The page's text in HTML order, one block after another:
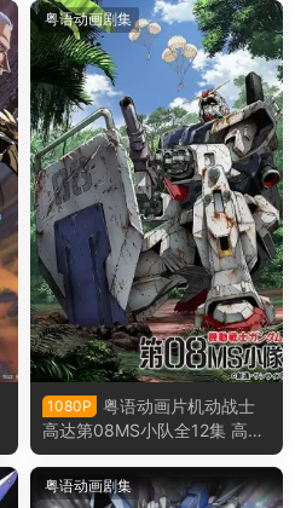
粤语动画剧集
1080P
粤语动画片机动战士
高达第08MS小队全12集 高达
08MS小队粤语版
粤语动画剧集